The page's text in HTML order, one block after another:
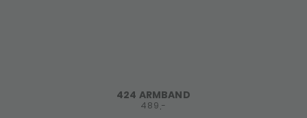
424 ARMBAND
489,-